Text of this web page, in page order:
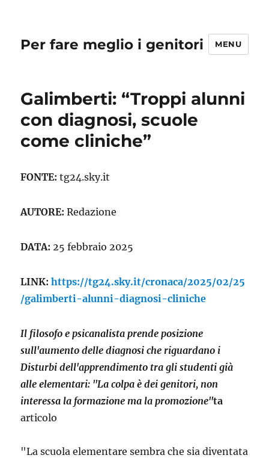
Per fare meglio i genitori MENU
Galimberti: “Troppi alunni
con diagnosi, scuole
come cliniche”
FONTE: tg24.sky.it
AUTORE: Redazione
DATA: 25 febbraio 2025
LINK:https://tg24.sky.it/cronaca/2025/02/25
/galimberti-alunni-diagnosi-cliniche
Il filosofo e psicanalista prende posizione
sull'aumento delle diagnosi che riguardano i
Disturbi dell'apprendimento tra gli studenti già
alle elementari: "La colpa è dei genitori, non
interessa la formazione ma la promozione"ta
articolo
"La scuola elementare sembra che sia diventata